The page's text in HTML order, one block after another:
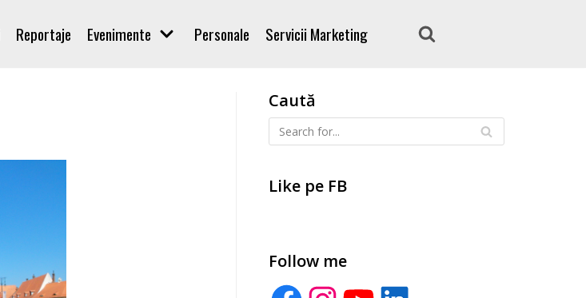
Reportaje Evenimente Personale Servicii Marketing
Caută
Like pe FB
Follow me